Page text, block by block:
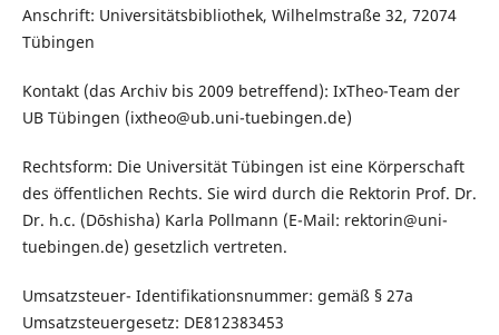
Anschrift: Universitätsbibliothek, Wilhelmstraße 32, 72074
Tübingen
Kontakt (das Archiv bis 2009 betreffend): IxTheo-Team der
UB Tübingen (ixtheo@ub.uni-tuebingen.de)
Rechtsform: Die Universität Tübingen ist eine Körperschaft
des öffentlichen Rechts. Sie wird durch die Rektorin Prof. Dr.
Dr. h.c. (Dōshisha) Karla Pollmann (E-Mail: rektorin@uni-
tuebingen.de) gesetzlich vertreten.
Umsatzsteuer- Identifikationsnummer: gemäß § 27a
Umsatzsteuergesetz: DE812383453